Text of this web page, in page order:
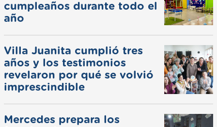
cumpleaños durante todo el
año
Villa Juanita cumplió tres
años y los testimonios
revelaron por qué se volvió
imprescindible
Mercedes prepara los